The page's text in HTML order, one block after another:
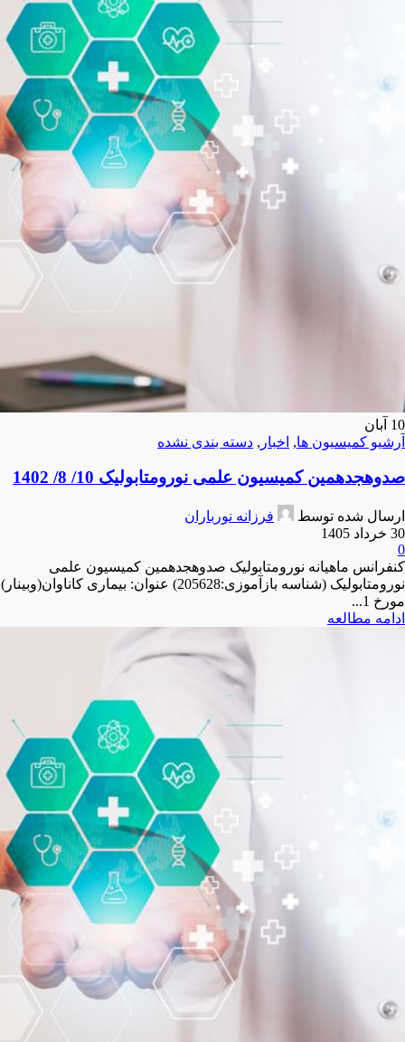
10 آبان
آرشیو کمیسیون ها, اخبار , دسته بندی نشده
صدوهجدهمین کمیسیون علمی نورومتابولیک 10/ 8/ 1402
ارسال شده توسط
فرزانه نورباران
30 خرداد 1405
0
کنفرانس ماهیانه نورومتابولیک صدوهجدهمین کمیسیون علمی
نورومتابولیک (شناسه بازآموزی:205628) عنوان: بیماری کاناوان(وبینار)
مورخ 1...
ادامه مطالعه